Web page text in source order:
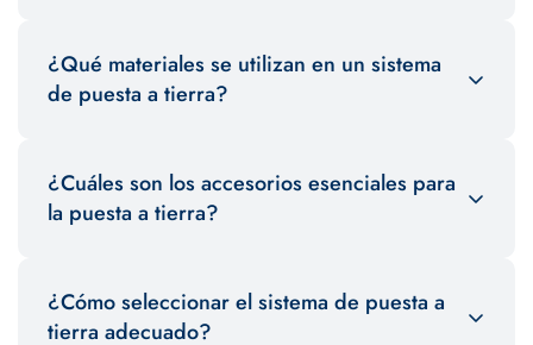
conductores que conecta una instalación eléctrica al suelo. Su
función principal es proteger a las personas y los equipos
¿Qué materiales se utilizan en un sistema
de puesta a tierra?
cobre, varillas de tierra, conectores y terminales específicos.
Estos garantizan una conexión eficiente y segura con el suelo.
¿Cuáles son los accesorios esenciales para
la puesta a tierra?
conectores, varillas de puesta a tierra y abrazaderas. Estos
elementos aseguran la correcta instalación y funcionamiento
¿Cómo seleccionar el sistema de puesta a
tierra adecuado?